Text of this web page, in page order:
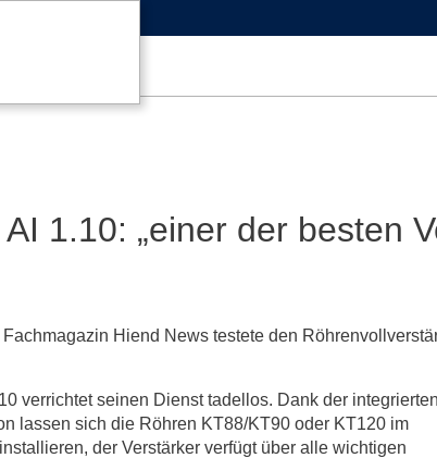
1.10: „einer der besten
Hiend News testete den
verrichtet seinen Dienst tadellos. Dank der integrierten
lassen sich die Röhren KT88/KT90 oder KT120 im
der Verstärker verfügt über alle wichtigen